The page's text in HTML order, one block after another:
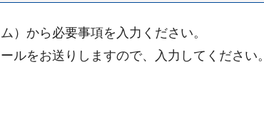
）から必要事項を入力ください。
をお送りしますので、入力してください。